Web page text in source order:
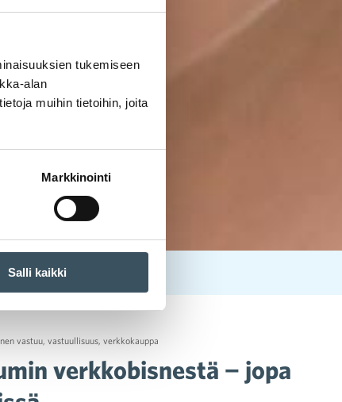
tukemiseen
alan
muihin tietoihin, joita
Markkinointi
Salli kaikkinyt netissä
vastuu vastuullisuus verkkokauppa
verkkobisnestä − jopa